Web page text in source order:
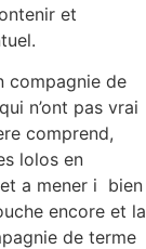
et
compagnie de
n’ont pas vrai
comprend,
lolos en
a mener i bien
encore et la
de terme